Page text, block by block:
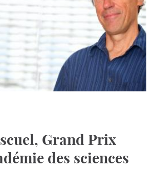
Grand Prix
des sciences